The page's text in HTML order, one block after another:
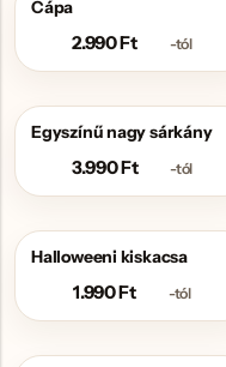
Cápa
2.990Ft -tól
Egyszínű nagy sárkány
3.990Ft -tól
Halloweeni kiskacsa
1.990Ft -tól